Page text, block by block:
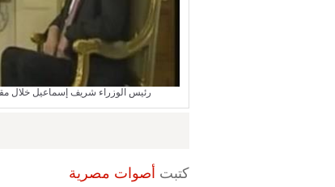
رئيس الوزراء شريف إسماعيل خلال مقابلة مع الإعلامية
كتبت أصوات مصرية